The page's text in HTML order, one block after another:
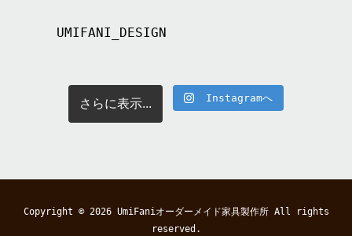
UMIFANI_DESIGN
さらに表示... Instagramへ
Copyright © 2026 UmiFaniオーダーメイド家具製作所All rights
reserved.